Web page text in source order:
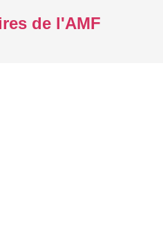
de l'AMF